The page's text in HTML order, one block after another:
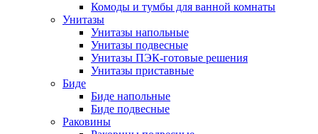
Комоды и тумбы для ванной комнаты
Унитазы
Унитазы напольные
Унитазы подвесные
Унитазы ПЭК-готовые решения
Унитазы приставные
Биде
Биде напольные
Биде подвесные
Раковины